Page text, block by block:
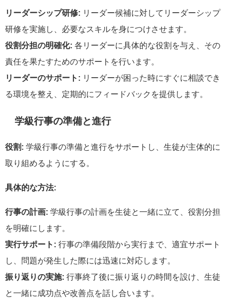
リーダーシップ研修: リーダー候補に対してリーダーシップ
研修を実施し、必要なスキルを身につけさせます。
役割分担の明確化: 各リーダーに具体的な役割を与え、その
責任を果たすためのサポートを行います。
リーダーのサポート: リーダーが困った時にすぐに相談でき
る環境を整え、定期的にフィードバックを提供します。
学級行事の準備と進行
役割: 学級行事の準備と進行をサポートし、生徒が主体的に
取り組めるようにする。
具体的な方法:
行事の計画: 学級行事の計画を生徒と一緒に立て、役割分担
を明確にします。
実行サポート: 行事の準備段階から実行まで、適宜サポート
し、問題が発生した際には迅速に対応します。
振り返りの実施: 行事終了後に振り返りの時間を設け、生徒
と一緒に成功点や改善点を話し合います。